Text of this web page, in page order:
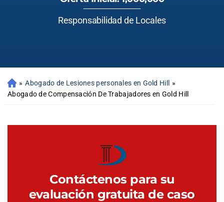
Responsabilidad de Locales
» Abogado de Lesiones personales en Gold Hill
»
Abogado de Compensación De Trabajadores en Gold Hill
Contáctenos para su
evaluación gratuita de caso